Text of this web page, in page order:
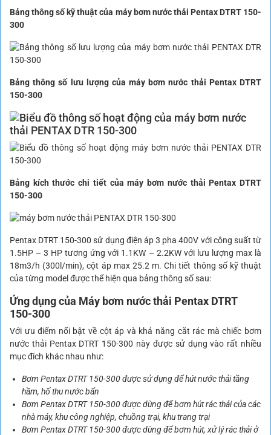
Bảng thông số kỹ thuật của máy bơm nước thải Pentax DTRT 150-
300
Bảng thông số lưu lượng của máy bơm nước thải Pentax DTRT
150-300
Bảng kích thước chi tiết của máy bơm nước thải Pentax DTRT
150-300
Pentax DTRT 150-300 sử dụng điện áp 3 pha 400V với công suất từ
1.5HP – 3 HP tương ứng với 1.1KW – 2.2KW với lưu lượng max là
18m3/h (300l/min), cột áp max 25.2 m. Chi tiết thông số kỹ thuật
của từng model được thể hiện qua bảng thông số sau:
Ứng dụng của Máy bơm nước thải Pentax DTRT
150-300
Với ưu điểm nổi bật về cột áp và khả năng cắt rác mà chiếc bơm
nước thải Pentax DTRT 150-300 này được sử dụng vào rất nhiều
mục đích khác nhau như:
Bơm Pentax DTRT 150-300 được sử dụng để hút nước thải tầng
hầm, hố thu nước bẩn
Bơm Pentax DTRT 150-300 được dùng để bơm hút rác thải của các
nhà máy, khu công nghiệp, chuồng trại, khu trang trại
Bơm Pentax DTRT 150-300 được dùng để bơm hút, xử lý rác thải ở